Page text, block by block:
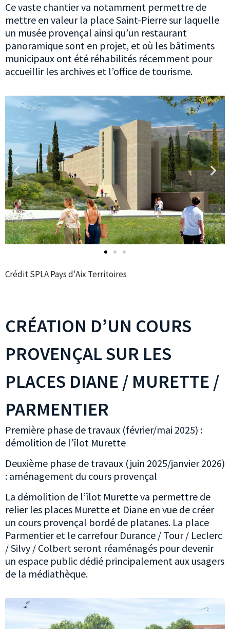
Ce vaste chantier va notamment permettre de
mettre en valeur la place Saint-Pierre sur laquelle
un musée provençal ainsi qu’un restaurant
panoramique sont en projet, et où les bâtiments
municipaux ont été réhabilités récemment pour
accueillir les archives et l’office de tourisme.
Crédit SPLA Pays d'Aix Territoires
CRÉATION D’UN COURS
PROVENÇAL SUR LES
PLACES DIANE / MURETTE /
PARMENTIER
Première phase de travaux (février/mai 2025) :
démolition de l’îlot Murette
Deuxième phase de travaux (juin 2025/janvier 2026)
: aménagement du cours provençal
La démolition de l’îlot Murette va permettre de
relier les places Murette et Diane en vue de créer
un cours provençal bordé de platanes. La place
Parmentier et le carrefour Durance / Tour / Leclerc
/ Silvy / Colbert seront réaménagés pour devenir
un espace public dédié principalement aux usagers
de la médiathèque.